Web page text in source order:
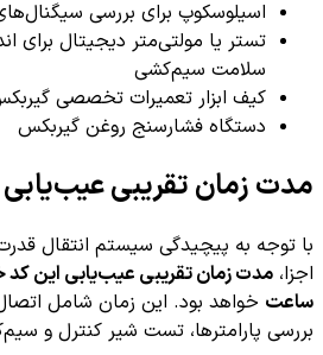
اسیلوسکوپ برای بررسی
تستر یا مولتی‌متر دیجیتال برای
سلامت سیم‌کشی
کیف ابزار تعمیرات تخصصی
دستگاه فشارسنج روغن گیربکس
مدت زمان تقریبی عیب‌یابی
با توجه به پیچیدگی سیستم انتقال
اجزا،
ساعت خواهد بود. این زمان شامل
بررسی پارامترها، تست شیر کنترل و